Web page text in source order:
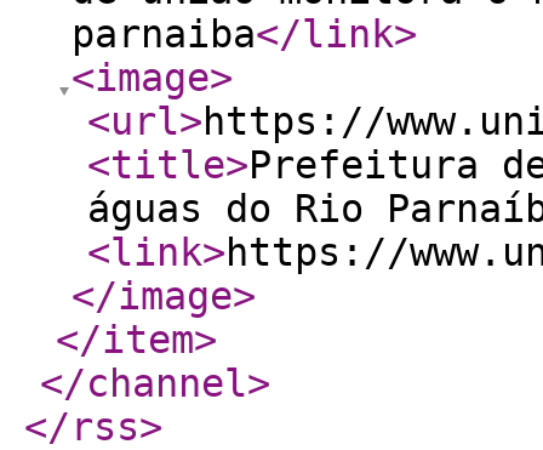
parnaiba</link>
<image>
<url>https://
<title>Prefeitura
águas do Rio
<link>https://
</image>
</item>
</channel>
</rss>